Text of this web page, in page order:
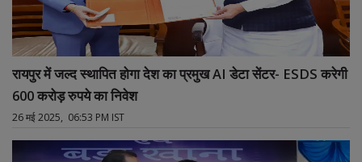
रायपुर में जल्द स्थापित होगा देश का प्रमुख AI डेटा सेंटर- ESDS करेगी
600 करोड़ रुपये का निवेश
26 मई 2025, 06:53 PM IST